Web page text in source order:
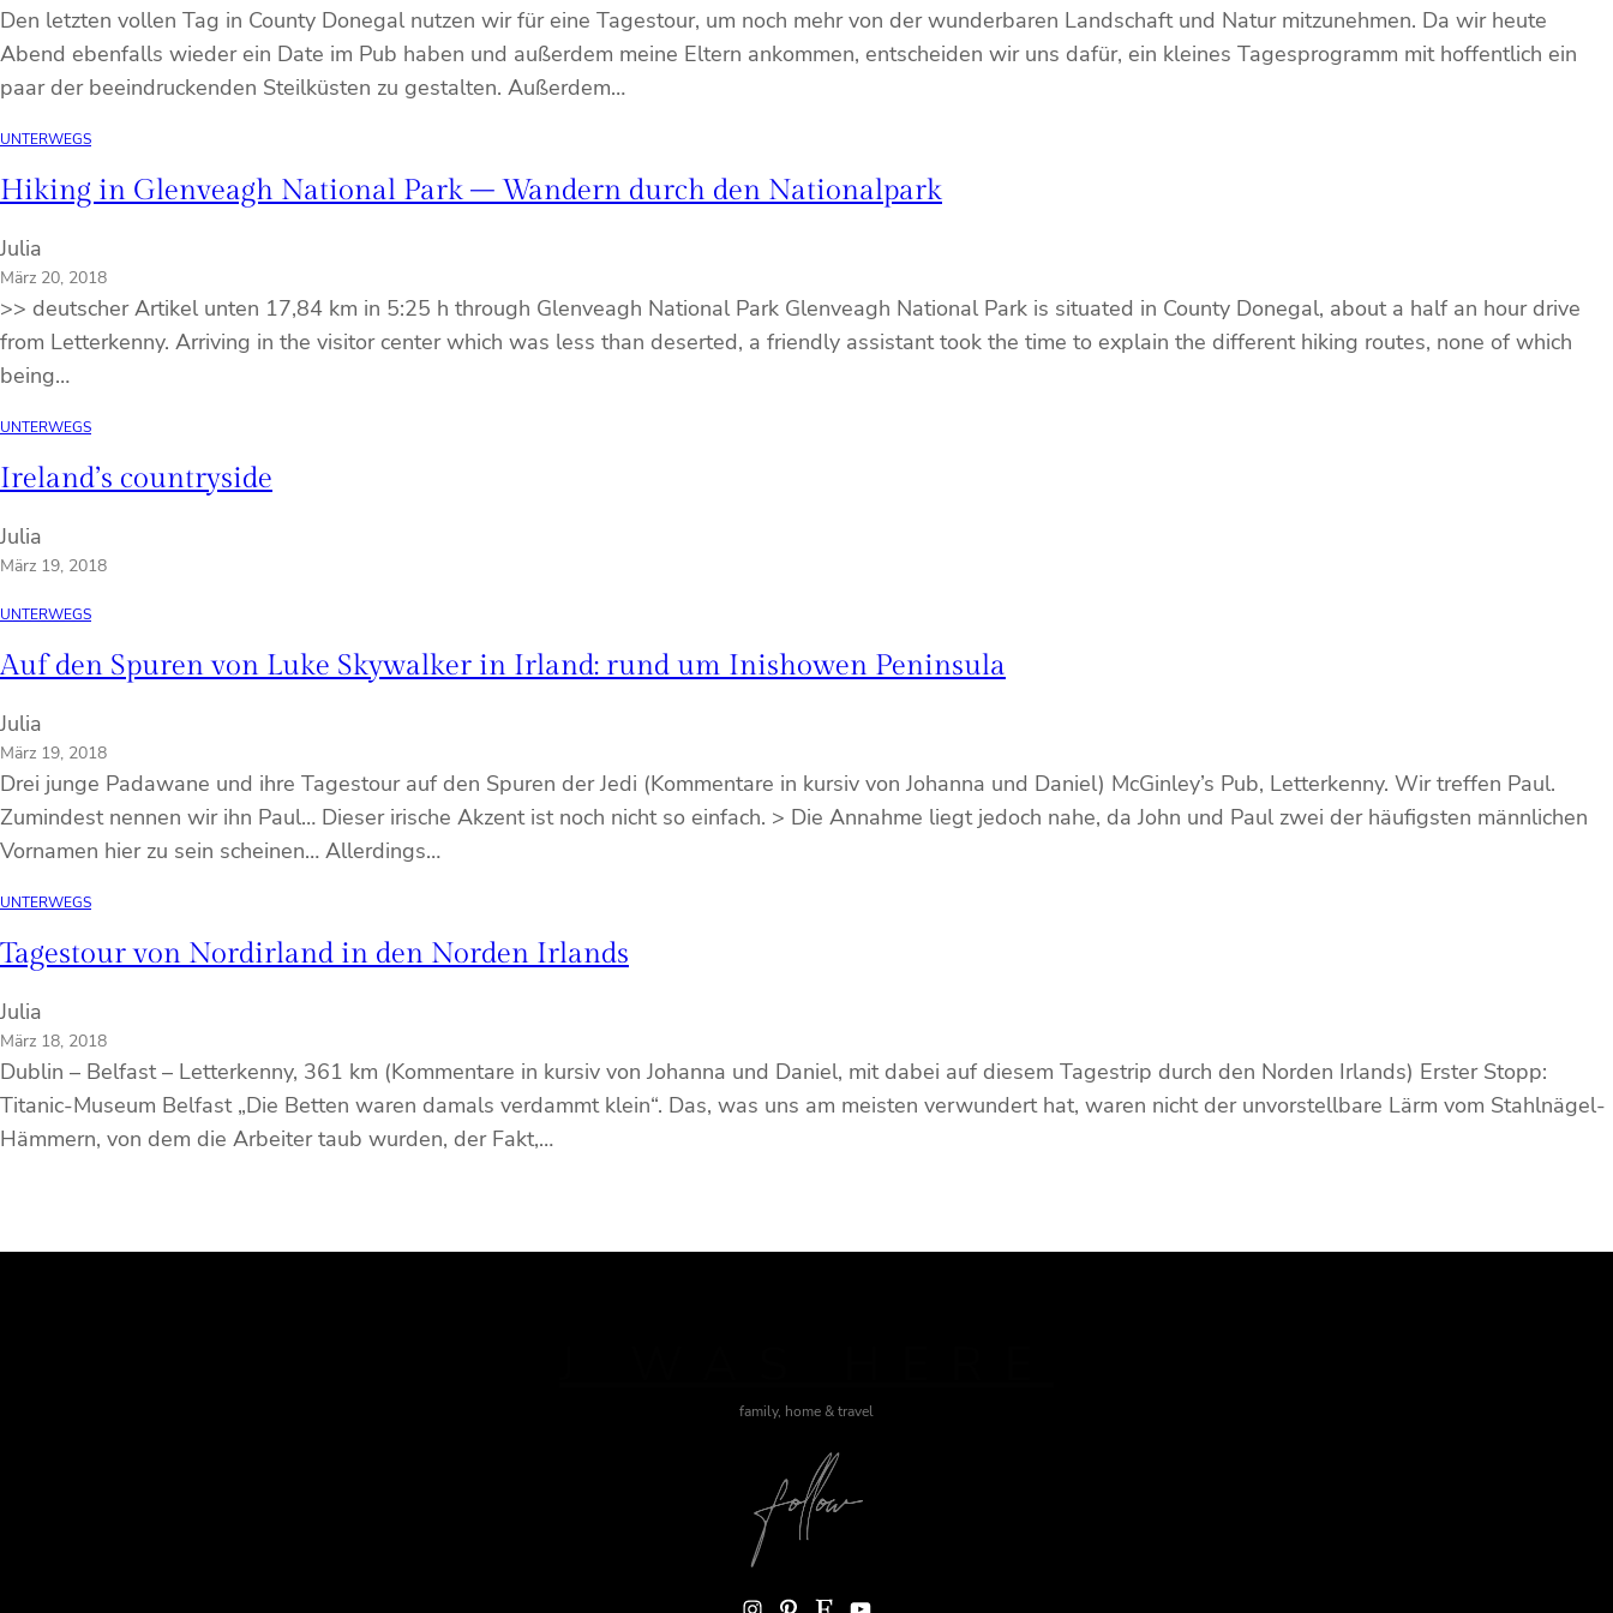
Den letzten vollen Tag in County Donegal nutzen wir für eine Tagestour, um noch mehr von der wunderbaren Landschaft und Natur mitzunehmen. Da wir heute
Abend ebenfalls wieder ein Date im Pub haben und außerdem meine Eltern ankommen, entscheiden wir uns dafür, ein kleines Tagesprogramm mit hoffentlich ein
paar der beeindruckenden Steilküsten zu gestalten. Außerdem…
UNTERWEGS
Hiking in Glenveagh National Park – Wandern durch den Nationalpark
Julia
März 20, 2018
>> deutscher Artikel unten 17,84 km in 5:25 h through Glenveagh National Park Glenveagh National Park is situated in County Donegal, about a half an hour drive
from Letterkenny. Arriving in the visitor center which was less than deserted, a friendly assistant took the time to explain the different hiking routes, none of which
being…
UNTERWEGS
Ireland’s countryside
Julia
März 19, 2018
UNTERWEGS
Auf den Spuren von Luke Skywalker in Irland: rund um Inishowen Peninsula
Julia
März 19, 2018
Drei junge Padawane und ihre Tagestour auf den Spuren der Jedi (Kommentare in kursiv von Johanna und Daniel) McGinley’s Pub, Letterkenny. Wir treffen Paul.
Zumindest nennen wir ihn Paul… Dieser irische Akzent ist noch nicht so einfach. > Die Annahme liegt jedoch nahe, da John und Paul zwei der häufigsten männlichen
Vornamen hier zu sein scheinen… Allerdings…
UNTERWEGS
Tagestour von Nordirland in den Norden Irlands
Julia
März 18, 2018
Dublin – Belfast – Letterkenny, 361 km (Kommentare in kursiv von Johanna und Daniel, mit dabei auf diesem Tagestrip durch den Norden Irlands) Erster Stopp:
Titanic-Museum Belfast „Die Betten waren damals verdammt klein“. Das, was uns am meisten verwundert hat, waren nicht der unvorstellbare Lärm vom Stahlnägel-
Hämmern, von dem die Arbeiter taub wurden, der Fakt,…
family, home & travel